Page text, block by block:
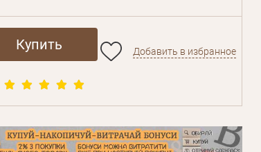
Купить Добавить в избранное